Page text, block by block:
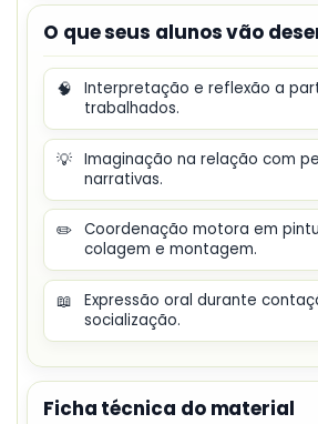
O que seus alunos vão
🧠
Interpretação e reflexão a
trabalhados.
💡 Imaginação na relação com
narrativas.
✏️ Coordenação motora em
colagem e montagem.
📖
Expressão oral durante
socialização.
Ficha técnica do material